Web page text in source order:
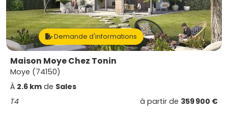
Demande d'informations
Maison Moye Chez Tonin
Moye (74150)
À 2.6 km de Sales
T4
à partir de 359 900 €